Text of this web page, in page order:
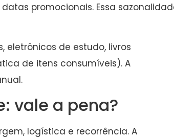
promocionais. Essa
eletrônicos de estudo, livros
de itens consumíveis). A
vale a pena?
logística e recorrência. A